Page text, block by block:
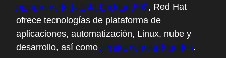
empresas de la lista Fortune 500, Red Hat
ofrece tecnologías de plataforma de
aplicaciones, automatización, Linux, nube y
desarrollo, así como servicios galardonados.